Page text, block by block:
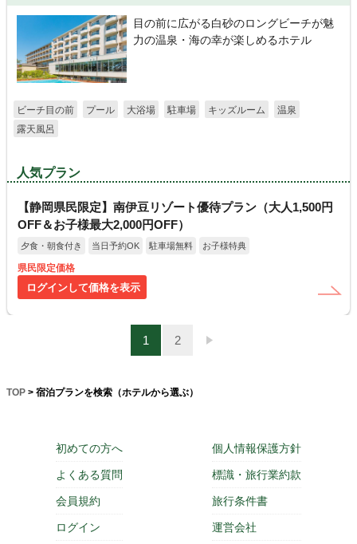
目の前に広がる白砂のロングビーチが魅
力の温泉・海の幸が楽しめるホテル
ビーチ目の前 プール 大浴場 駐車場 キッズルーム
温泉
露天風呂
人気プラン
【静岡県民限定】南伊豆リゾート優待プラン（大人1,500円
OFF＆お子様最大2,000円OFF）
夕食・朝食付き 当日予約OK 駐車場無料 お子様特典
県民限定価格
ログインして価格を表示
1 2
TOP > 宿泊プランを検索（ホテルから選ぶ）
初めての方へ
よくある質問
会員規約
ログイン
個人情報保護方針
標識・旅行業約款
旅行条件書
運営会社